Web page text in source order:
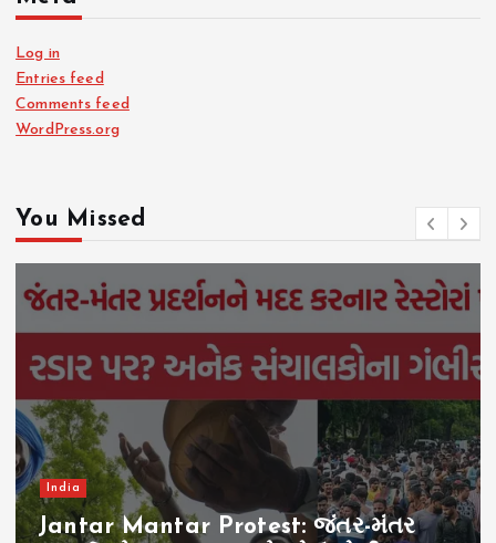
Log in
Entries feed
Comments feed
WordPress.org
You Missed
India
Jantar Mantar Protest: જંતર-મંતર